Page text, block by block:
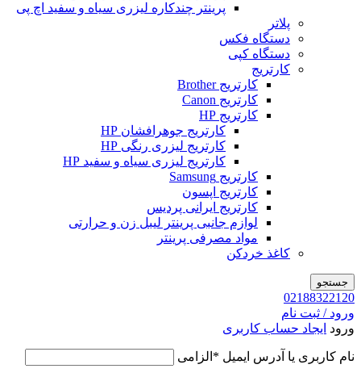
پرینتر چندکاره لیزری سیاه و سفید اچ پی
پلاتر
دستگاه فکس
دستگاه کپی
کارتریج
کارتریج Brother
کارتریج Canon
کارتریج HP
کارتریج جوهرافشان HP
کارتریج لیزری رنگی HP
کارتریج لیزری سیاه و سفید HP
کارتریج Samsung
کارتریج اپسون
کارتریج ایرانی پردیس
لوازم جانبی پرینتر لیبل زن و حرارتی
مواد مصرفی پرینتر
کاغذ خردکن
جستجو
02188322120
ورود / ثبت نام
ورود ایجاد حساب کاربری
نام کاربری یا آدرس ایمیل * الزامی